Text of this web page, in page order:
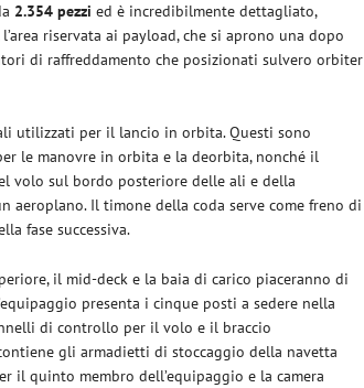
2.354 pezzied è incredibilmente dettagliato,
l’area riservata ai payload, che si aprono una dopo
di raffreddamento che posizionati sulvero orbiter
utilizzati per il lancio in orbita. Questi sono
le manovre in orbita e la deorbita, nonché il
volo sul bordo posteriore delle ali e della
aeroplano. Il timone della coda serve come freno di
fase successiva.
il mid-deck e la baia di carico piaceranno di
presenta i cinque posti a sedere nella
di controllo per il volo e il braccio
gli armadietti di stoccaggio della navetta
il quinto membro dell’equipaggio e la camera